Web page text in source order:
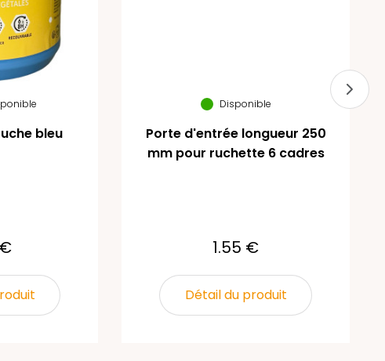
bleu
Disponible
Porte d'entrée longueur 250
mm pour ruchette 6 cadres
1.55 €
Détail du produit